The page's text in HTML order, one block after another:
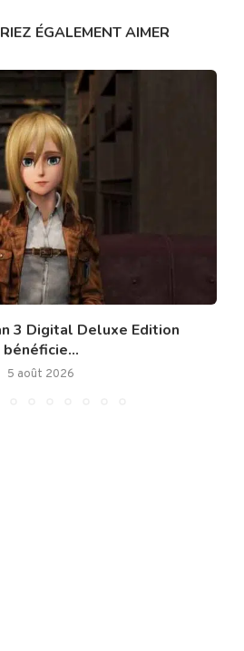
ÉGALEMENT AIMER
3 Digital Deluxe Edition
bénéficie...
5 août 2026